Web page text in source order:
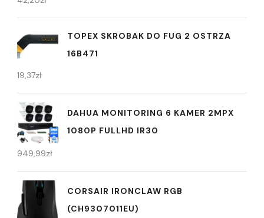
TOPEX SKROBAK DO FUG 2 OSTRZA
16B471
19,37zł
DAHUA MONITORING 6 KAMER 2MPX
1080P FULLHD IR30
949,99zł
CORSAIR IRONCLAW RGB
(CH9307011EU)